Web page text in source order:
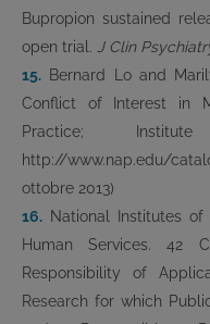
Bupropion sustained
open trial. J Clin
15. Bernard Lo and
Conflict of Interest in
Practice;
http://www.nap.edu/
ottobre 2013)
16. National Institutes
Human Services. 42
Responsibility of
Research for which